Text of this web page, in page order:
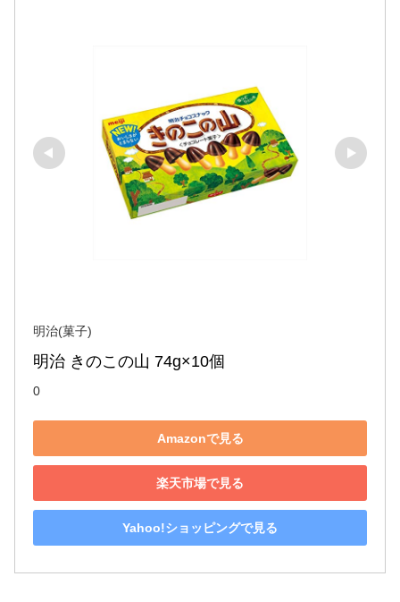
明治(菓子)
明治 きのこの山 74g×10個
0
Amazonで見る
楽天市場で見る
Yahoo!ショッピングで見る